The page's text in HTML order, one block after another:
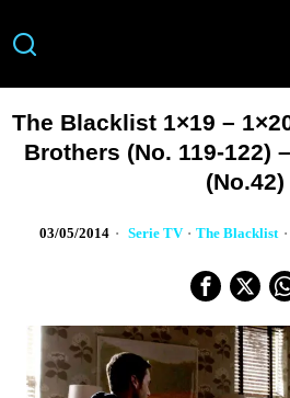
The Blacklist 1×19 –
Brothers (No. 119-122)
(No.42)
03/05/2014 Serie TV · The Blacklist